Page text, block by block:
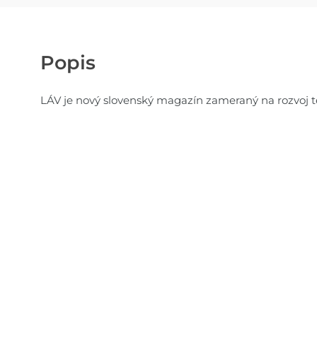
Popis
LÁV je nový slovenský magazín zameraný na rozvoj